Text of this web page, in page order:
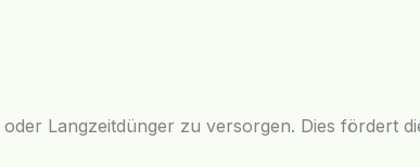
Langzeitdünger zu versorgen. Dies fördert